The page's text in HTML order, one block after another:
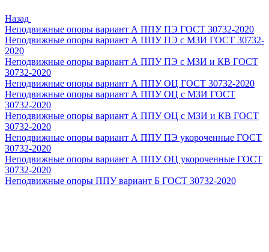
Назад
Неподвижные опоры вариант А ППУ ПЭ ГОСТ 30732-2020
Неподвижные опоры вариант А ППУ ПЭ с МЗИ ГОСТ 30732-
2020
Неподвижные опоры вариант А ППУ ПЭ с МЗИ и КВ ГОСТ
30732-2020
Неподвижные опоры вариант А ППУ ОЦ ГОСТ 30732-2020
Неподвижные опоры вариант А ППУ ОЦ с МЗИ ГОСТ
30732-2020
Неподвижные опоры вариант А ППУ ОЦ с МЗИ и КВ ГОСТ
30732-2020
Неподвижные опоры вариант А ППУ ПЭ укороченные ГОСТ
30732-2020
Неподвижные опоры вариант А ППУ ОЦ укороченные ГОСТ
30732-2020
Неподвижные опоры ППУ вариант Б ГОСТ 30732-2020